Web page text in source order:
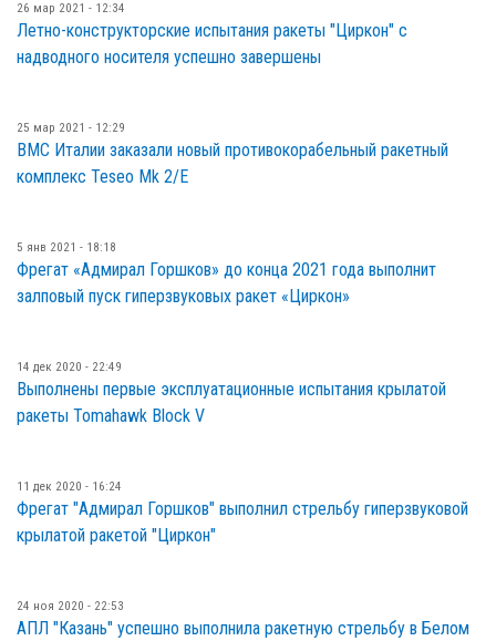
26 мар 2021 - 12:34
Летно-конструкторские испытания ракеты "Циркон" с
надводного носителя успешно завершены
25 мар 2021 - 12:29
ВМС Италии заказали новый противокорабельный ракетный
комплекс Teseo Mk 2/E
5 янв 2021 - 18:18
Фрегат «Адмирал Горшков» до конца 2021 года выполнит
залповый пуск гиперзвуковых ракет «Циркон»
14 дек 2020 - 22:49
Выполнены первые эксплуатационные испытания крылатой
ракеты Tomahawk Block V
11 дек 2020 - 16:24
Фрегат "Адмирал Горшков" выполнил стрельбу гиперзвуковой
крылатой ракетой "Циркон"
24 ноя 2020 - 22:53
АПЛ "Казань" успешно выполнила ракетную стрельбу в Белом